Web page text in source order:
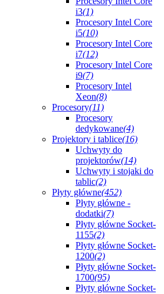
i3(1)
Procesory Intel Core
i5(10)
Procesory Intel Core
i7(12)
Procesory Intel Core
i9(7)
Procesory Intel
Xeon(8)
Procesory(11)
Procesory
dedykowane(4)
Projektory i tablice(16)
Uchwyty do
projektorów(14)
Uchwyty i stojaki do
tablic(2)
Płyty główne(452)
Płyty główne -
dodatki(7)
Płyty główne Socket-
1155(2)
Płyty główne Socket-
1200(2)
Płyty główne Socket-
1700(95)
Płyty główne Socket-